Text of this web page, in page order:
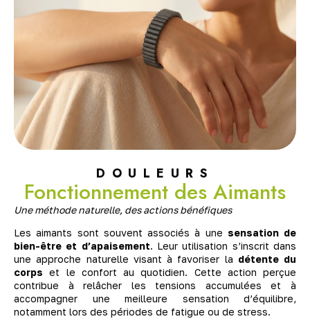
DOULEURS
Fonctionnement des Aimants
Une méthode naturelle, des actions bénéfiques
Les aimants sont souvent associés à une sensation de
bien-être et d’apaisement. Leur utilisation s’inscrit dans
une approche naturelle visant à favoriser la détente du
corps et le confort au quotidien. Cette action perçue
contribue à relâcher les tensions accumulées et à
accompagner une meilleure sensation d’équilibre,
notamment lors des périodes de fatigue ou de stress.